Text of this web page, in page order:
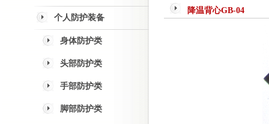
个人防护装备
身体防护类
头部防护类
手部防护类
脚部防护类
降温背心GB-04